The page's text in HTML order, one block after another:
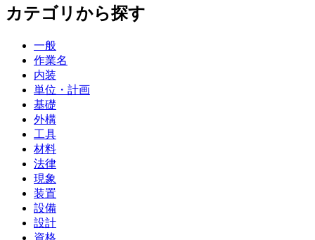
カテゴリから探す
一般
作業名
内装
単位・計画
基礎
外構
工具
材料
法律
現象
装置
設備
設計
資格